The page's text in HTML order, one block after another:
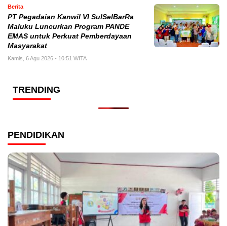
Berita
PT Pegadaian Kanwil VI SulSelBarRa
Maluku Luncurkan Program PANDE
EMAS untuk Perkuat Pemberdayaan
Masyarakat
Kamis, 6 Agu 2026 - 10:51 WITA
TRENDING
PENDIDIKAN